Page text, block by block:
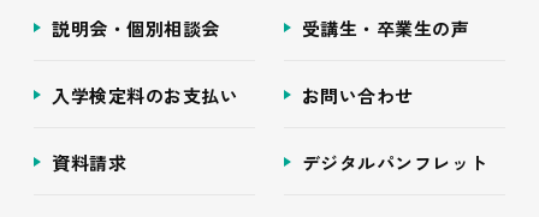
説明会・個別相談会 受講生・卒業生の声
入学検定料のお支払い お問い合わせ
資料請求 デジタルパンフレット